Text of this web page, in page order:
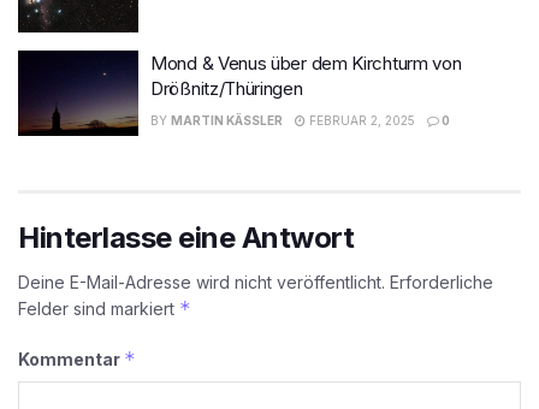
Mond & Venus über dem Kirchturm von
Drößnitz/Thüringen
BY MARTIN KÄSSLER FEBRUAR 2, 2025 0
Hinterlasse eine Antwort
Deine E-Mail-Adresse wird nicht veröffentlicht. Erforderliche
Felder sind markiert *
Kommentar *